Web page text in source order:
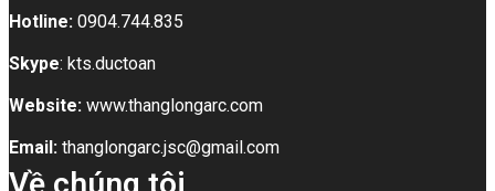
Hotline: 0904.744.835
Skype: kts.ductoan
Website: www.thanglongarc.com
Email: thanglongarc.jsc@gmail.com